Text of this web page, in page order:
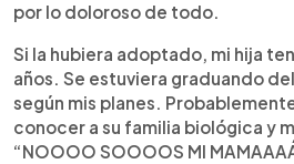
por lo doloroso de todo.
Si la hubiera adoptado, mi hija
años. Se estuviera graduando
según mis planes.
conocer a su familia biológica y
“NOOOO SOOOOS MI